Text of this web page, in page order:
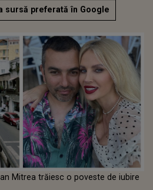
sursă preferată în Google
Mitrea trăiesc o poveste de iubire